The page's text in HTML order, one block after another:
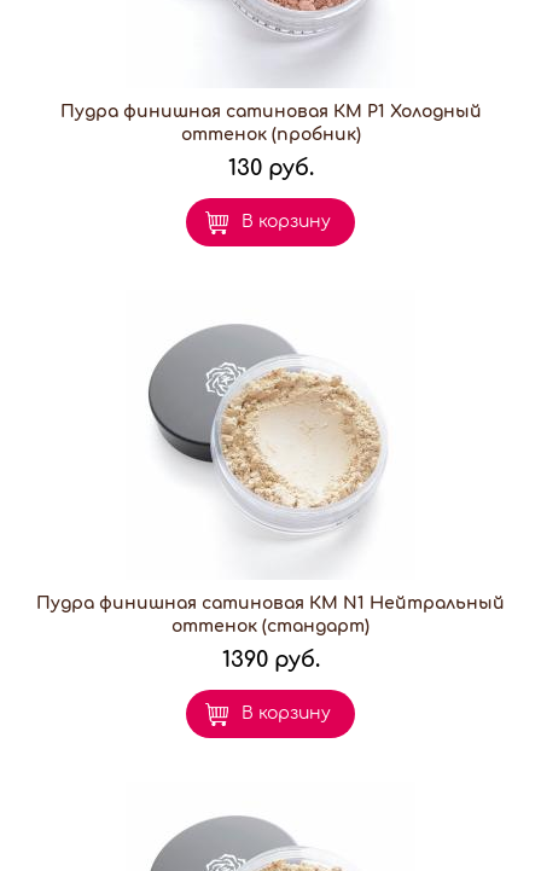
Пудра финишная сатиновая КМ P1 Холодный
оттенок (пробник)
130 руб.
В корзину
Пудра финишная сатиновая КМ N1 Нейтральный
оттенок (стандарт)
1390 руб.
В корзину